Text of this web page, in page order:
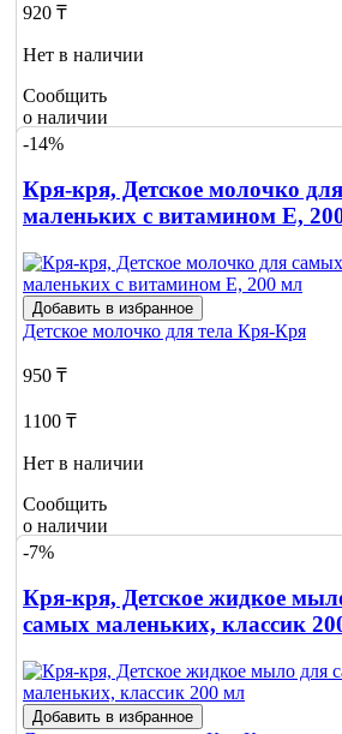
920 ₸
Нет в наличии
Сообщить
о наличии
-14%
Кря-кря, Детское молочко
маленьких с витамином E,
Добавить в избранное
Детское молочко для тела Кря-Кря
950 ₸
1100 ₸
Нет в наличии
Сообщить
о наличии
-7%
Кря-кря, Детское жидкое
самых маленьких, классик
Добавить в избранное